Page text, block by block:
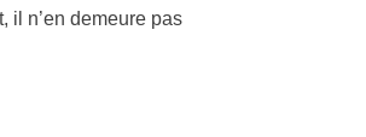
il n’en demeure pas